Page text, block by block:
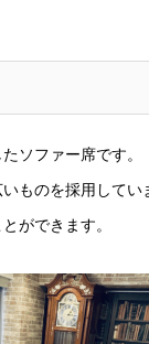
ソファー席です。
ものを採用してい
ができます。